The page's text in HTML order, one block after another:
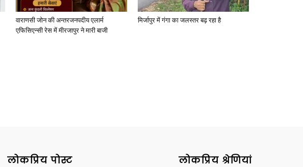
वाराणसी जोन की अन्तरजनपदीय एलार्म
एफिसिएन्सी रेस में मीरजापुर ने मारी बाजी
मिर्जापुर में गंगा का जलस्तर बढ़ रहा है
लोकप्रिय पोस्ट लोकप्रिय श्रेणियां